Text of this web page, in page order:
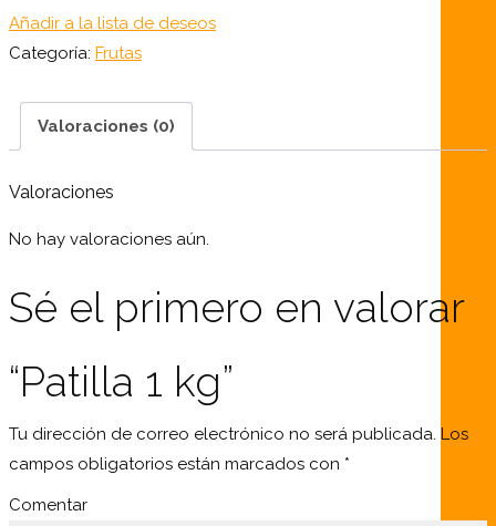
kg
cantidad
Añadir a la lista de deseos
Categoría: Frutas
Valoraciones (0)
Valoraciones
No hay valoraciones aún.
Sé el primero en valorar
“Patilla 1 kg”
Tu dirección de correo electrónico no será publicada. Los
campos obligatorios están marcados con *
Comentar